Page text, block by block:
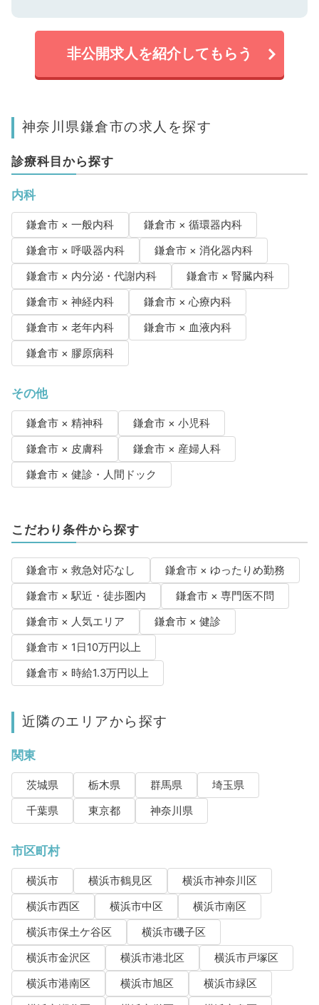
非公開求人を紹介してもらう
神奈川県鎌倉市の求人を探す
診療科目から探す
内科
鎌倉市 × 一般内科
鎌倉市 × 循環器内科
鎌倉市 × 呼吸器内科
鎌倉市 × 消化器内科
鎌倉市 × 内分泌・代謝内科
鎌倉市 × 腎臓内科
鎌倉市 × 神経内科
鎌倉市 × 心療内科
鎌倉市 × 老年内科
鎌倉市 × 血液内科
鎌倉市 × 膠原病科
その他
鎌倉市 × 精神科
鎌倉市 × 小児科
鎌倉市 × 皮膚科
鎌倉市 × 産婦人科
鎌倉市 × 健診・人間ドック
こだわり条件から探す
鎌倉市 × 救急対応なし
鎌倉市 × ゆったりめ勤務
鎌倉市 × 駅近・徒歩圏内
鎌倉市 × 専門医不問
鎌倉市 × 人気エリア
鎌倉市 × 健診
鎌倉市 × 1日10万円以上
鎌倉市 × 時給1.3万円以上
近隣のエリアから探す
関東
茨城県 栃木県 群馬県
埼玉県
千葉県
東京都 神奈川県
市区町村
横浜市 横浜市鶴見区
横浜市神奈川区
横浜市西区
横浜市中区
横浜市南区
横浜市保土ケ谷区
横浜市磯子区
横浜市金沢区
横浜市港北区
横浜市戸塚区
横浜市港南区
横浜市旭区
横浜市緑区